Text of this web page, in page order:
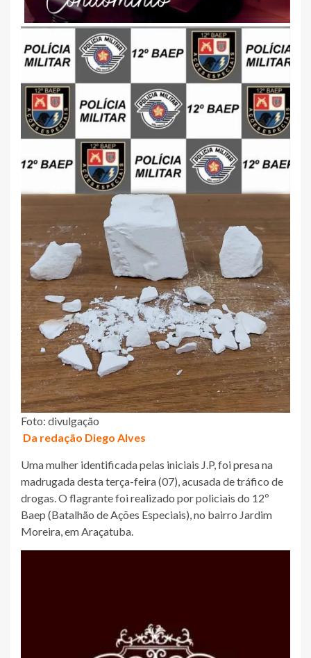
Foto: divulgação
Da redação Diego Alves
Uma mulher identificada pelas iniciais J.P, foi presa na
madrugada desta terça-feira (07), acusada de tráfico de
drogas. O flagrante foi realizado por policiais do 12º
Baep (Batalhão de Ações Especiais), no bairro Jardim
Moreira, em Araçatuba.